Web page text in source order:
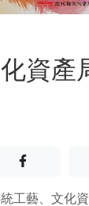
資產
分享至
工藝、文化